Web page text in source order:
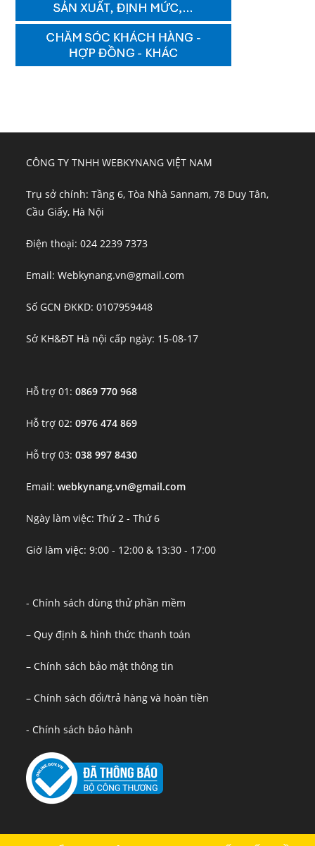
CÔNG TY TNHH WEBKYNANG VIỆT NAM
Trụ sở chính: Tầng 6, Tòa Nhà Sannam, 78 Duy Tân,
Cầu Giấy, Hà Nội
Điện thoại: 024 2239 7373
Email: Webkynang.vn@gmail.com
Số GCN ĐKKD: 0107959448
Sở KH&ĐT Hà nội cấp ngày: 15-08-17
Hỗ trợ 01:0869 770 968
Hỗ trợ 02:0976 474 869
Hỗ trợ 03:038 997 8430
Email:webkynang.vn@gmail.com
Ngày làm việc: Thứ 2 - Thứ 6
Giờ làm việc: 9:00 - 12:00 & 13:30 - 17:00
- Chính sách dùng thử phần mềm
– Quy định & hình thức thanh toán
– Chính sách bảo mật thông tin
– Chính sách đổi/trả hàng và hoàn tiền
- Chính sách bảo hành